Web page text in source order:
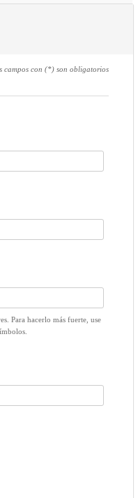
campos con (*) son obligatorios
Para hacerlo más fuerte, use